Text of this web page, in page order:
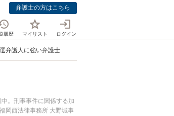
弁護士の方はこちら
履歴 マイリスト ログイン
弁護人に強い弁護士
。刑事事件に関係する加
岡西法律事務所 大野城事